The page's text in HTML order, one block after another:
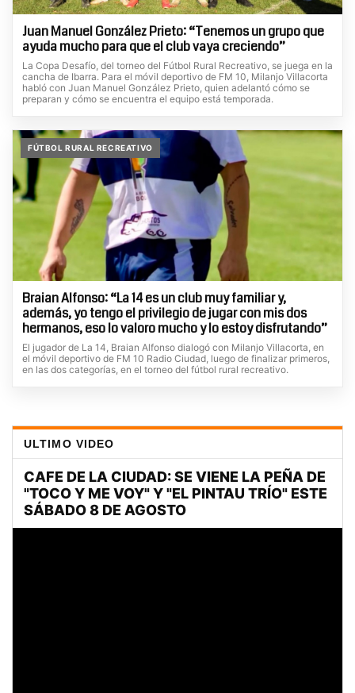
Juan Manuel González Prieto: “Tenemos un grupo que
ayuda mucho para que el club vaya creciendo”
La Copa Desafío, del torneo del Fútbol Rural Recreativo, se juega en la
cancha de Ibarra. Para el móvil deportivo de FM 10, Milanjo Villacorta
habló con Juan Manuel González Prieto, quien adelantó cómo se
preparan y cómo se encuentra el equipo está temporada.
FÚTBOL RURAL RECREATIVO
Braian Alfonso: “La 14 es un club muy familiar y,
además, yo tengo el privilegio de jugar con mis dos
hermanos, eso lo valoro mucho y lo estoy disfrutando”
El jugador de La 14, Braian Alfonso dialogó con Milanjo Villacorta, en
el móvil deportivo de FM 10 Radio Ciudad, luego de finalizar primeros,
en las dos categorías, en el torneo del fútbol rural recreativo.
ULTIMO VIDEO